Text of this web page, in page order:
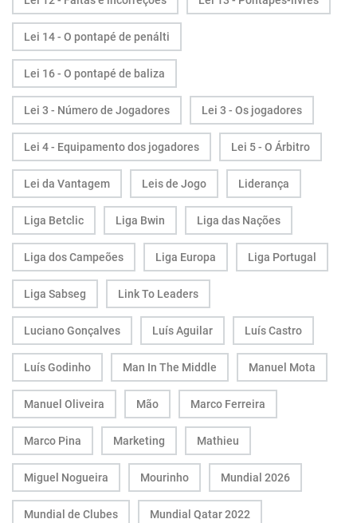
Lei 14 - O pontapé de penálti
Lei 16 - O pontapé de baliza
Lei 3 - Número de Jogadores Lei 3 - Os jogadores
Lei 4 - Equipamento dos jogadores Lei 5 - O Árbitro
Lei da Vantagem Leis de Jogo Liderança
Liga Betclic Liga Bwin Liga das Nações
Liga dos Campeões Liga Europa Liga Portugal
Liga Sabseg Link To Leaders
Luciano Gonçalves Luís Aguilar Luís Castro
Luís Godinho Man In The Middle Manuel Mota
Manuel Oliveira Mão Marco Ferreira
Marco Pina Marketing Mathieu
Miguel Nogueira Mourinho Mundial 2026
Mundial de Clubes Mundial Qatar 2022